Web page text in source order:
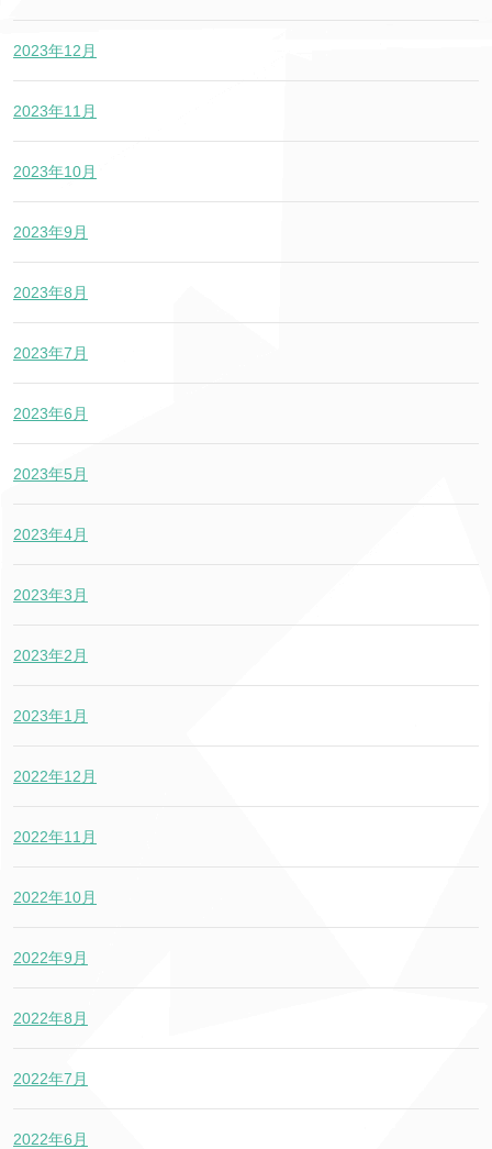
2023年12月
2023年11月
2023年10月
2023年9月
2023年8月
2023年7月
2023年6月
2023年5月
2023年4月
2023年3月
2023年2月
2023年1月
2022年12月
2022年11月
2022年10月
2022年9月
2022年8月
2022年7月
2022年6月